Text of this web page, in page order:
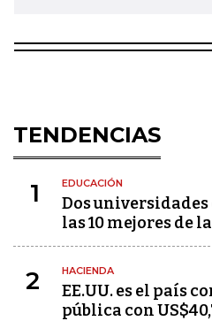
TENDENCIAS
1 EDUCACIÓN
Dos
las 10 mejores de
2 HACIENDA
EE.UU. es el país
pública con